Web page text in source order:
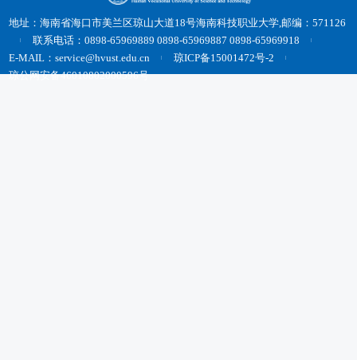
地址：海南省海口市美兰区琼山大道18号海南科技职业大学,邮编：571126
联系电话：0898-65969889 0898-65969887 0898-65969918
E-MAIL：service@hvust.edu.cn
琼ICP备15001472号-2
琼公网安备46010802000596号